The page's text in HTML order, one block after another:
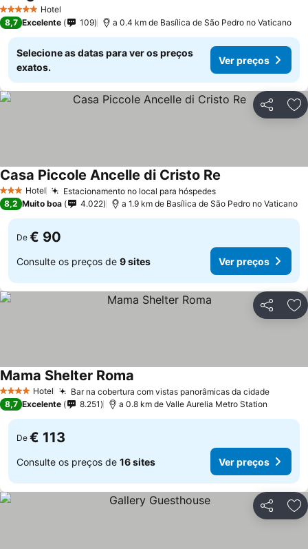
5 Estrelas Hotel
8,7 Excelente 109 a 0.4 km de Basílica de São Pedro no Vaticano
Selecione as datas para ver os preços
exatos.
Ver preços
Partilhar
3 EstrelasHotel Estacionamento no local para hóspedes
Casa Piccole Ancelle di Cristo Re
8,2 Muito boa 4.022 a 1.9 km de Basílica de São Pedro no Vaticano
De € 90
Consulte os preços de 9 sites Ver preços
Partilhar
4 EstrelasHotel Bar na cobertura com vistas panorâmicas da cidade
Mama Shelter Roma
8,7 Excelente 8.251 a 0.8 km de Valle Aurelia Metro Station
De € 113
Consulte os preços de 16 sites Ver preços
Partilhar